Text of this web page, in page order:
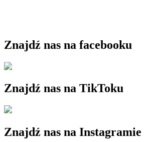
Znajdź nas na facebooku
Znajdź nas na TikToku
Znajdź nas na Instagramie